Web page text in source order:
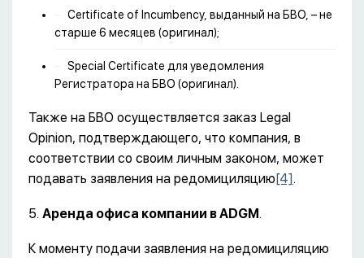
Certificate of Incumbency, выданный на БВО, – не
старше 6 месяцев (оригинал);
Special Certificate для уведомления
Регистратора на БВО (оригинал).
Также на БВО осуществляется заказ Legal
Opinion, подтверждающего, что компания, в
соответствии со своим личным законом, может
подавать заявления на редомициляцию [4].
5. Аренда офиса компании вADGM.
К моменту подачи заявления на редомициляцию